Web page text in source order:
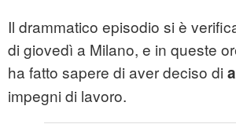
Il drammatico episodio si è
di giovedì a Milano, e in queste
ha fatto sapere di aver deciso di
impegni di lavoro.